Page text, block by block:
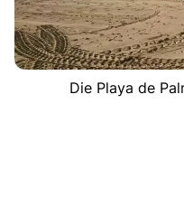
Die Playa de